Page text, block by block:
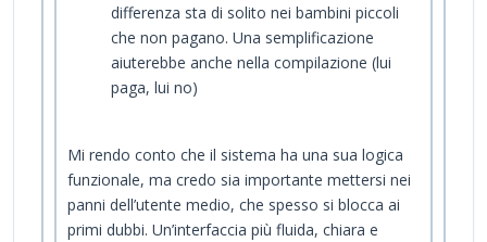
differenza sta di solito nei bambini piccoli
che non pagano. Una semplificazione
aiuterebbe anche nella compilazione (lui
paga, lui no)
Mi rendo conto che il sistema ha una sua logica
funzionale, ma credo sia importante mettersi nei
panni dell’utente medio, che spesso si blocca ai
primi dubbi. Un’interfaccia più fluida, chiara e